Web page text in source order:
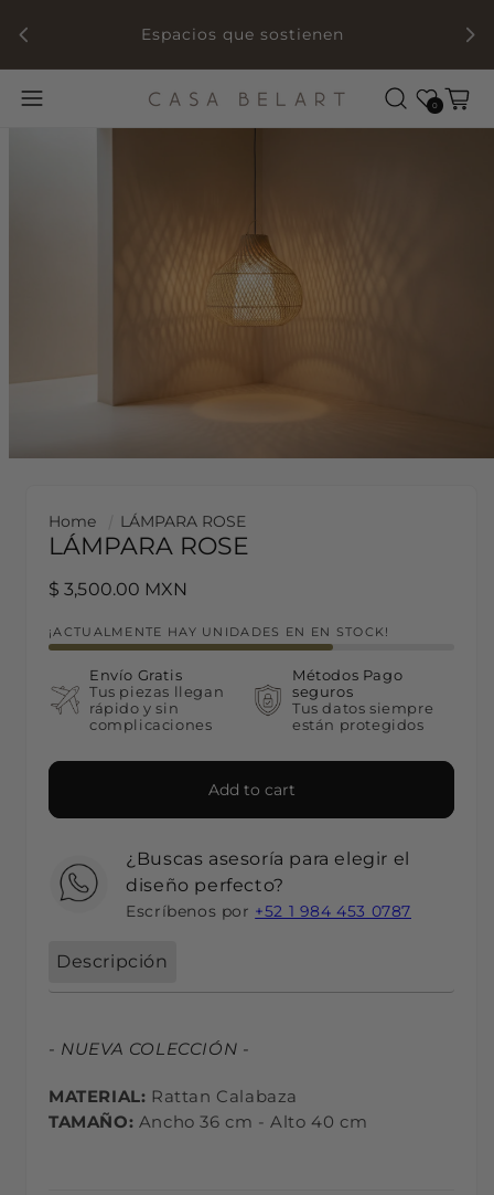
Espacios que sostienen
Wishlist
0Cart
Home LÁMPARA ROSE
LÁMPARA ROSE
Regular price
$ 3,500.00 MXN
¡ACTUALMENTE HAY UNIDADES EN EN STOCK!
Envío Gratis
Tus piezas llegan
rápido y sin
complicaciones
Métodos Pago
seguros
Tus datos siempre
están protegidos
Add to cart
¿Buscas asesoría para elegir el
diseño perfecto?
Escríbenos por +52 1 984 453 0787
Descripción
- NUEVA COLECCIÓN -
MATERIAL: Rattan Calabaza
TAMAÑO: Ancho 36 cm - Alto 40 cm